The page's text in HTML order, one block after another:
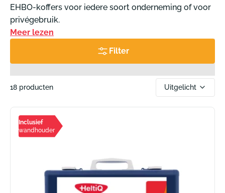
EHBO-koffers voor iedere soort onderneming of voor
privégebruik.
Meer lezen
Filter
18 producten
Sorteer
Uitgelicht
Inclusief
wandhouder